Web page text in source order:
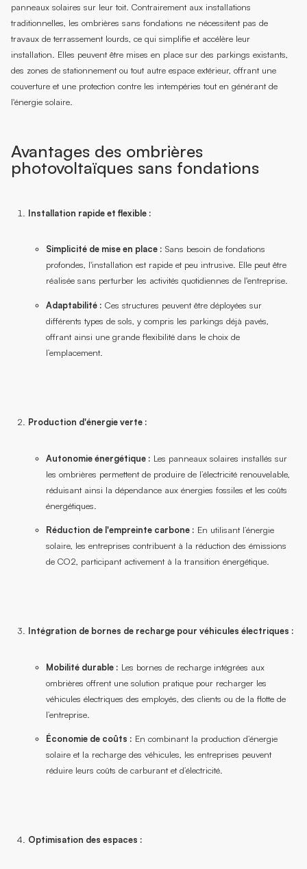
panneaux solaires sur leur toit. Contrairement aux installations
traditionnelles, les ombrières sans fondations ne nécessitent pas de
travaux de terrassement lourds, ce qui simplifie et accélère leur
installation. Elles peuvent être mises en place sur des parkings existants,
des zones de stationnement ou tout autre espace extérieur, offrant une
couverture et une protection contre les intempéries tout en générant de
l'énergie solaire.
Avantages des ombrières
photovoltaïques sans fondations
Installation rapide et flexible :
Simplicité de mise en place : Sans besoin de fondations
profondes, l'installation est rapide et peu intrusive. Elle peut être
réalisée sans perturber les activités quotidiennes de l'entreprise.
Adaptabilité : Ces structures peuvent être déployées sur
différents types de sols, y compris les parkings déjà pavés,
offrant ainsi une grande flexibilité dans le choix de
l’emplacement.
Production d'énergie verte :
Autonomie énergétique : Les panneaux solaires installés sur
les ombrières permettent de produire de l’électricité renouvelable,
réduisant ainsi la dépendance aux énergies fossiles et les coûts
énergétiques.
Réduction de l'empreinte carbone : En utilisant l’énergie
solaire, les entreprises contribuent à la réduction des émissions
de CO2, participant activement à la transition énergétique.
Intégration de bornes de recharge pour véhicules électriques :
Mobilité durable : Les bornes de recharge intégrées aux
ombrières offrent une solution pratique pour recharger les
véhicules électriques des employés, des clients ou de la flotte de
l’entreprise.
Économie de coûts : En combinant la production d’énergie
solaire et la recharge des véhicules, les entreprises peuvent
réduire leurs coûts de carburant et d’électricité.
Optimisation des espaces :